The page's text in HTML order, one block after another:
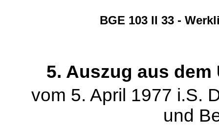
BGE 103 II 33 -
5. Auszug aus
vom 5. April 1977 i.S.
und